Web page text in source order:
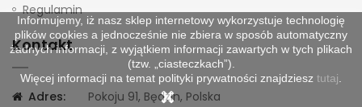
Informujemy, iż nasz sklep internetowy wykorzystuje technologię
plików cookies a jednocześnie nie zbiera w sposób automatyczny
żadnych informacji, z wyjątkiem informacji zawartych w tych plikach
(tzw. „ciasteczkach”).
Więcej informacji na temat polityki prywatności znajdziesz tutaj
Regulamin
Kontakt
Adres: Pokoju 91, Będzin, Polska